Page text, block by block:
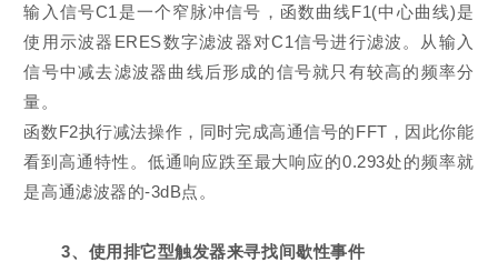
输入信号C1是一个窄脉冲信号，函数曲线F1(中心曲线)是
使用示波器ERES数字滤波器对C1信号进行滤波。从输入
信号中减去滤波器曲线后形成的信号就只有较高的频率分
量。
函数F2执行减法操作，同时完成高通信号的FFT，因此你能
看到高通特性。低通响应跌至最大响应的0.293处的频率就
是高通滤波器的-3dB点。
3、使用排它型触发器来寻找间歇性事件